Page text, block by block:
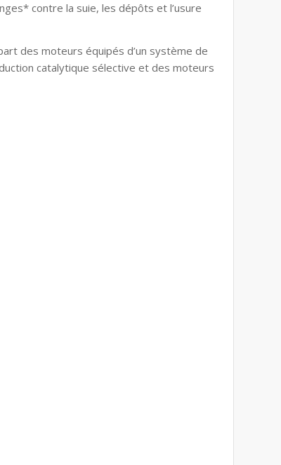
contre la suie, les dépôts et l’usure
des moteurs équipés d’un système de
catalytique sélective et des moteurs